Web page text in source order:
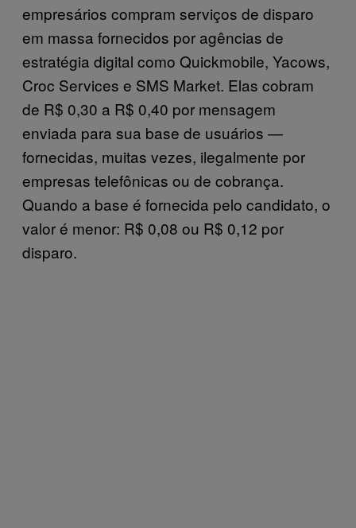
empresários compram serviços de disparo
em massa fornecidos por agências de
estratégia digital como Quickmobile, Yacows,
Croc Services e SMS Market. Elas cobram
de R$ 0,30 a R$ 0,40 por mensagem
enviada para sua base de usuários —
fornecidas, muitas vezes, ilegalmente por
empresas telefônicas ou de cobrança.
Quando a base é fornecida pelo candidato, o
valor é menor: R$ 0,08 ou R$ 0,12 por
disparo.